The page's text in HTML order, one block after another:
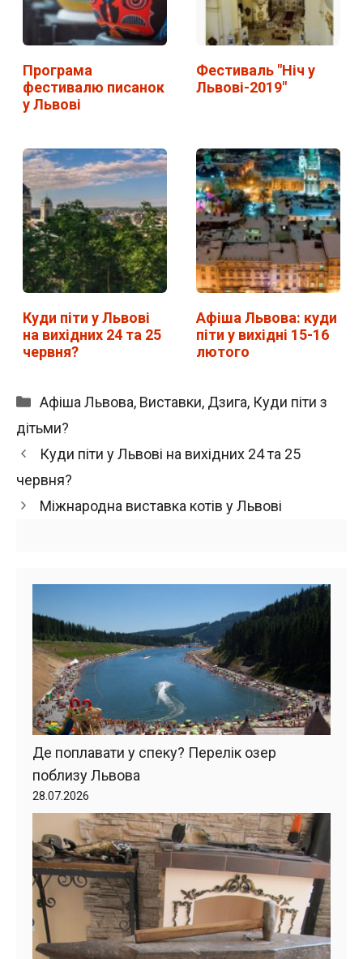
Програма
фестивалю писанок
у Львові
Фестиваль "Ніч у
Львові-2019"
Куди піти у Львові
на вихідних 24 та 25
червня?
Афіша Львова: куди
піти у вихідні 15-16
лютого
Категорії
Афіша Львова, Виставки, Дзига, Куди піти з
дітьми?
Куди піти у Львові на вихідних 24 та 25
червня?
Міжнародна виставка котів у Львові
Де поплавати у спеку? Перелік озер
поблизу Львова
28.07.2026